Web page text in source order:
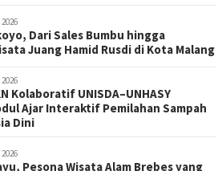
Dari Sales Bumbu hingga
Juang Hamid Rusdi di Kota Malang
Kolaboratif UNISDA–UNHASY
Ajar Interaktif Pemilahan Sampah
Dini
Pesona Wisata Alam Brebes yang